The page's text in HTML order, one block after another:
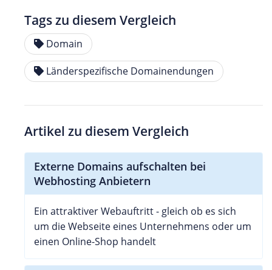
Tags zu diesem Vergleich
Domain
Länderspezifische Domainendungen
Artikel zu diesem Vergleich
Externe Domains aufschalten bei
Webhosting Anbietern
Ein attraktiver Webauftritt - gleich ob es sich
um die Webseite eines Unternehmens oder um
einen Online-Shop handelt